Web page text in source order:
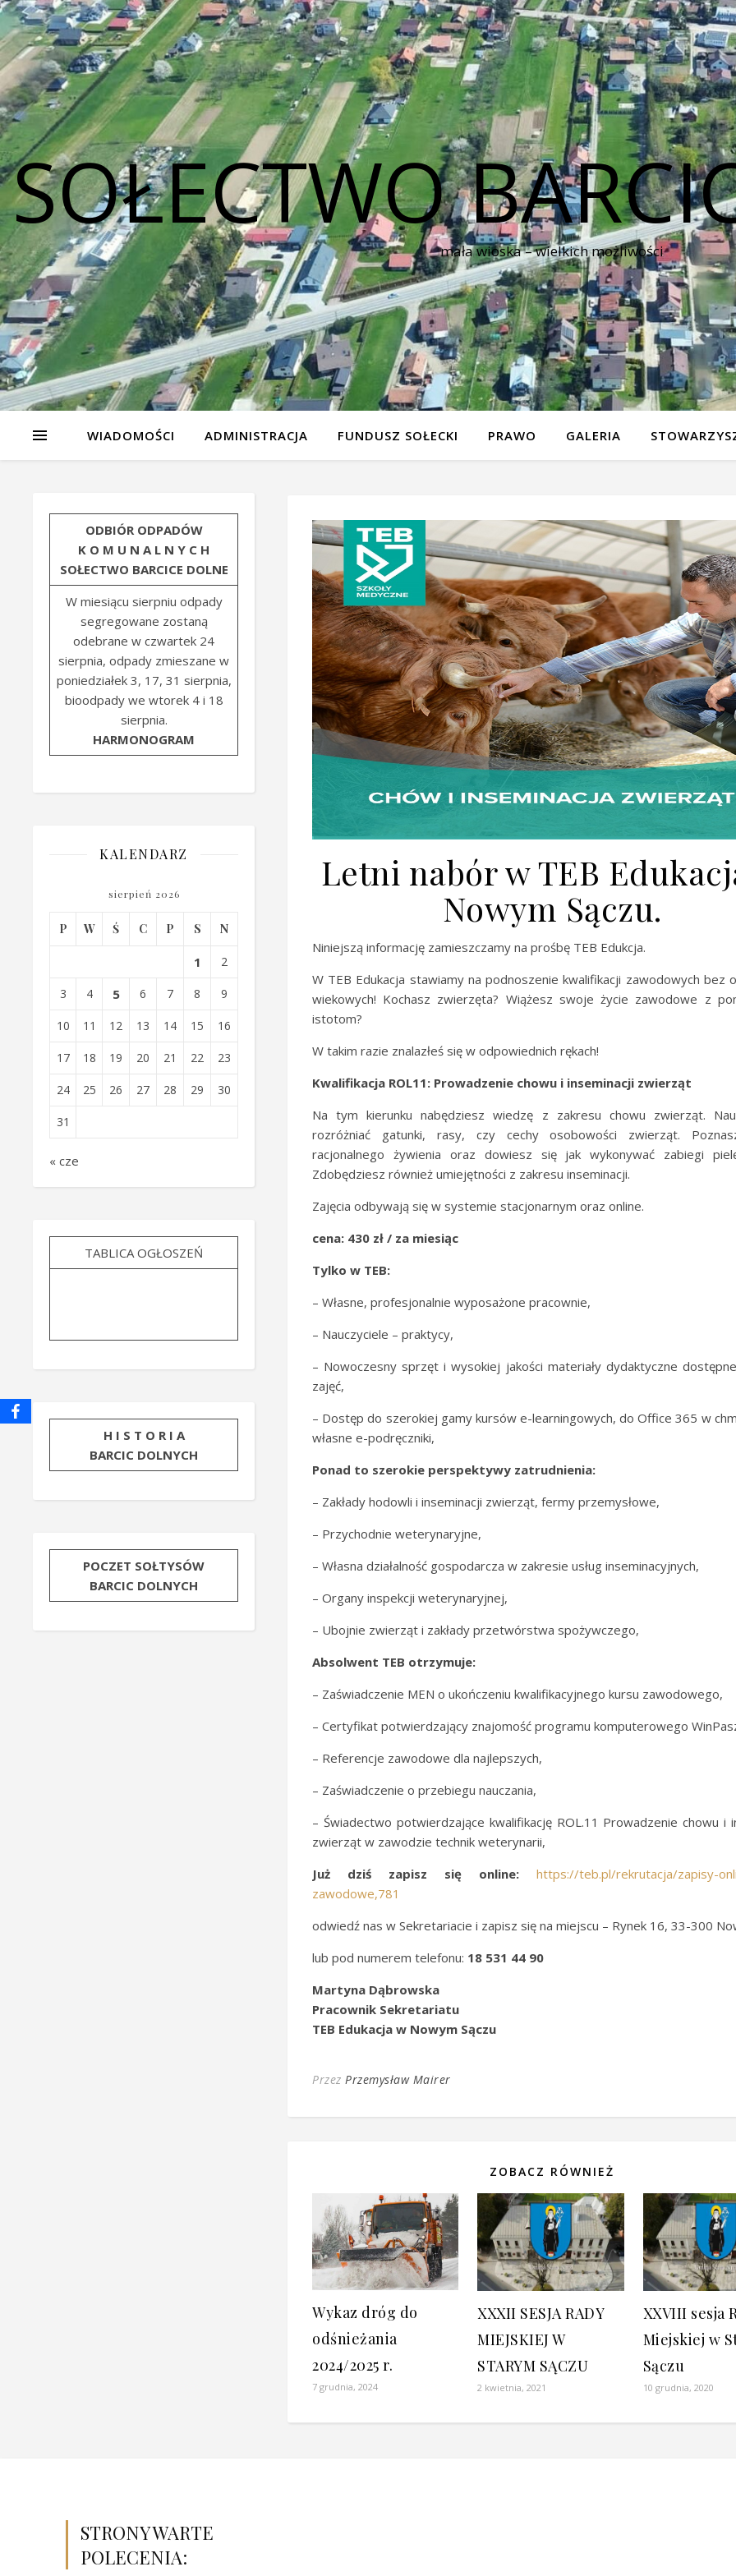
SOŁECTWO
mała wioska – wielkich możliwości
WIADOMOŚCI ADMINISTRACJA FUNDUSZ SOŁECKI PRAWO GALERIA
ODBIÓR ODPADÓW
K O M U N A L N Y C H
SOŁECTWO BARCICE DOLNE
W miesiącu sierpniu odpady
segregowane zostaną
odebrane w czwartek 24
sierpnia, odpady zmieszane w
poniedziałek 3, 17, 31 sierpnia,
bioodpady we wtorek 4 i 18
sierpnia.
HARMONOGRAM
KALENDARZ
sierpień 2026
P W Ś C P S N
1 2
3 4 5 6 7 8 9
10 11 12 13 14 15 16
17 18 19 20 21 22 23
24 25 26 27 28 29 30
31
« cze
TABLICA OGŁOSZEŃ
H I S T O R I A
BARCIC DOLNYCH
POCZET SOŁTYSÓW
BARCIC DOLNYCH
Letni nabór w TEB
Nowym Sączu.
Niniejszą informację zamieszczamy na prośbę TEB Edukcja.
W TEB Edukacja stawiamy na podnoszenie kwalifikacji zawodowych bez
wiekowych! Kochasz zwierzęta? Wiążesz swoje życie zawodowe z
istotom?
W takim razie znalazłeś się w odpowiednich rękach!
Kwalifikacja ROL11: Prowadzenie chowu i inseminacji zwierząt
Na tym kierunku nabędziesz wiedzę z zakresu chowu zwierząt.
rozróżniać gatunki, rasy, czy cechy osobowości zwierząt.
racjonalnego żywienia oraz dowiesz się jak wykonywać zabiegi
Zdobędziesz również umiejętności z zakresu inseminacji.
Zajęcia odbywają się w systemie stacjonarnym oraz online.
cena: 430 zł / za miesiąc
Tylko w TEB:
– Własne, profesjonalnie wyposażone pracownie,
– Nauczyciele – praktycy,
– Nowoczesny sprzęt i wysokiej jakości materiały dydaktyczne
zajęć,
– Dostęp do szerokiej gamy kursów e-learningowych, do Office 365 w
własne e-podręczniki,
Ponad to szerokie perspektywy zatrudnienia:
– Zakłady hodowli i inseminacji zwierząt, fermy przemysłowe,
– Przychodnie weterynaryjne,
– Własna działalność gospodarcza w zakresie usług inseminacyjnych,
– Organy inspekcji weterynaryjnej,
– Ubojnie zwierząt i zakłady przetwórstwa spożywczego,
Absolwent TEB otrzymuje:
– Zaświadczenie MEN o ukończeniu kwalifikacyjnego kursu zawodowego,
– Certyfikat potwierdzający znajomość programu komputerowego
– Referencje zawodowe dla najlepszych,
– Zaświadczenie o przebiegu nauczania,
– Świadectwo potwierdzające kwalifikację ROL.11 Prowadzenie chowu i
zwierząt w zawodzie technik weterynarii,
Już dziś zapisz się online:
https://teb.pl/rekrutacja/zapisy-
zawodowe,781
odwiedź nas w Sekretariacie i zapisz się na miejscu – Rynek 16, 33-300
lub pod numerem telefonu: 18 531 44 90
Martyna Dąbrowska
Pracownik Sekretariatu
TEB Edukacja w Nowym Sączu
Przez Przemysław Mairer
ZOBACZ RÓWNIEŻ
Wykaz dróg do
odśnieżania
2024/2025 r.
7 grudnia, 2024
XXXII SESJA RADY
MIEJSKIEJ W
STARYM SĄCZU
2 kwietnia, 2021
XXVIII sesja
Miejskiej w
Sączu
10 grudnia, 2020
STRONY WARTE
POLECENIA: